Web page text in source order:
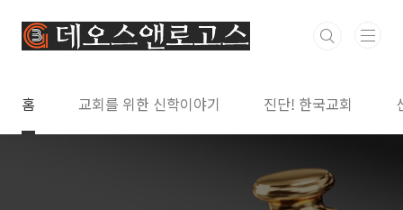
홈 교회를 위한 신학이야기 진단! 한국교회